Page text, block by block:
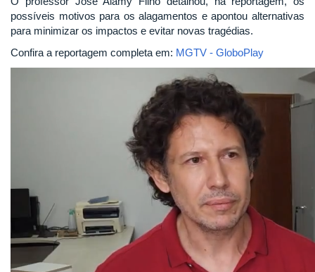
possíveis motivos para os alagamentos e apontou alternativas
para minimizar os impactos e evitar novas tragédias.
Confira a reportagem completa em: MGTV - GloboPlay